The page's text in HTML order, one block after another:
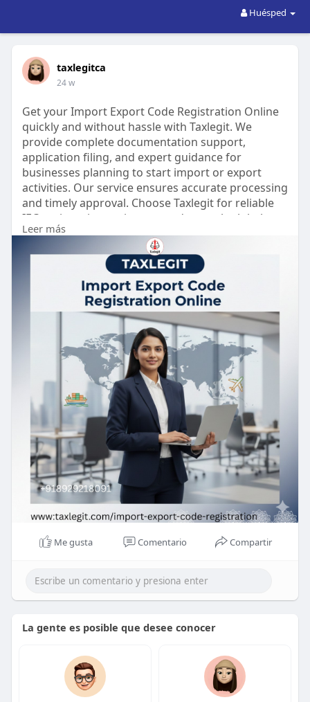
Huésped
taxlegitca
24 w
Get your Import Export Code Registration Online
quickly and without hassle with Taxlegit. We
provide complete documentation support,
application filing, and expert guidance for
businesses planning to start import or export
activities. Our service ensures accurate processing
and timely approval. Choose Taxlegit for reliable
IEC registration assistance and smooth global
trade compliance support.
https://taxlegit.com/import-ex....port-code-
Leer más
Me gusta Comentario Compartir
La gente es posible que desee conocer